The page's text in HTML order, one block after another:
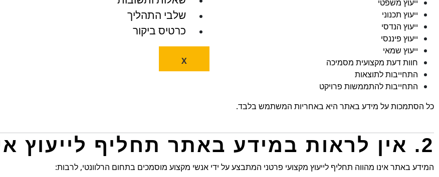
שלבי התהליך
כרטיס ביקור
X
ייעוץ משפטי
ייעוץ תכנוני
ייעוץ הנדסי
ייעוץ פיננסי
ייעוץ שמאי
חוות דעת מקצועית מסמיכה
התחייבות לתוצאות
התחייבות להתממשות פרויקט
כל הסתמכות על מידע באתר היא באחריות המשתמש בלבד.
2. אין לראות במידע באתר תחליף לייעוץ אישי
המידע באתר אינו מהווה תחליף לייעוץ מקצועי פרטני המתבצע על ידי אנשי מקצוע מוסמכים בתחום הרלוונטי, לרבות: